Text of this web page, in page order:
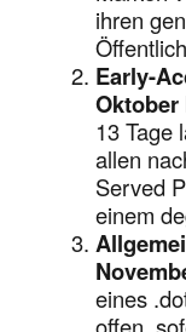
ihren
Early-
Oktober
13 Tage
allen
Served
einem
eines